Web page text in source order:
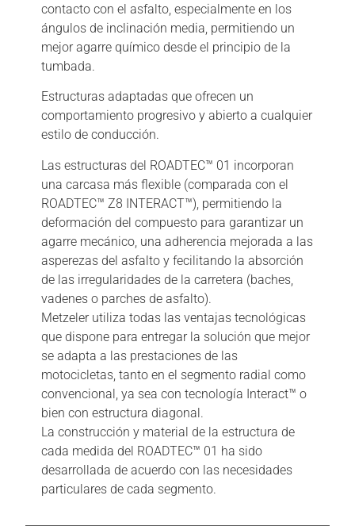
contacto con el asfalto, especialmente en los
ángulos de inclinación media, permitiendo un
mejor agarre químico desde el principio de la
tumbada.
Estructuras adaptadas que ofrecen un
comportamiento progresivo y abierto a cualquier
estilo de conducción.
Las estructuras del ROADTEC™ 01 incorporan
una carcasa más flexible (comparada con el
ROADTEC™ Z8 INTERACT™), permitiendo la
deformación del compuesto para garantizar un
agarre mecánico, una adherencia mejorada a las
asperezas del asfalto y fecilitando la absorción
de las irregularidades de la carretera (baches,
vadenes o parches de asfalto).
Metzeler utiliza todas las ventajas tecnológicas
que dispone para entregar la solución que mejor
se adapta a las prestaciones de las
motocicletas, tanto en el segmento radial como
convencional, ya sea con tecnología Interact™ o
bien con estructura diagonal.
La construcción y material de la estructura de
cada medida del ROADTEC™ 01 ha sido
desarrollada de acuerdo con las necesidades
particulares de cada segmento.